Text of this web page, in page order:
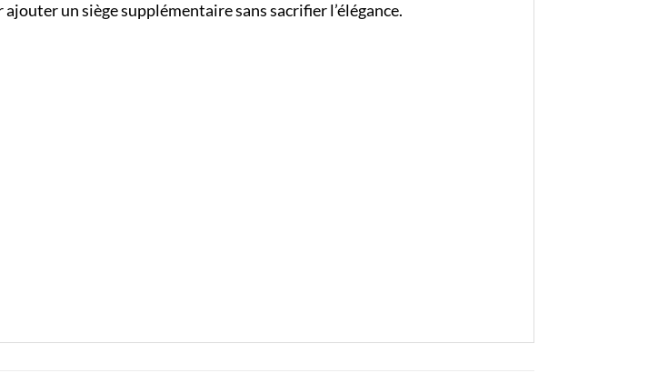
un siège supplémentaire sans sacrifier l’élégance.